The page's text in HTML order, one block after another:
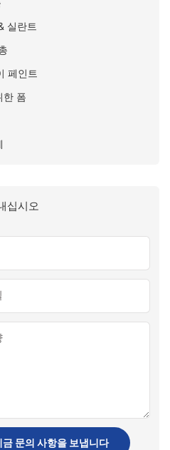
실란트
페인트
한 폼
십시오
금 문의 사항을 보냅니다